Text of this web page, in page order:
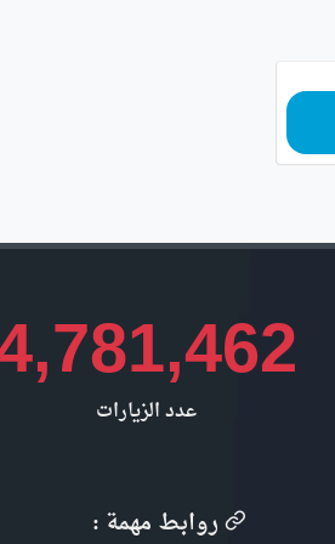
عدد الزيارات
روابط مهمة :